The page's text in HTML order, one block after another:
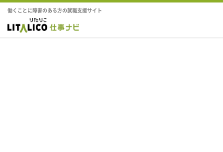
働くことに障害のある方の就職支援サイト